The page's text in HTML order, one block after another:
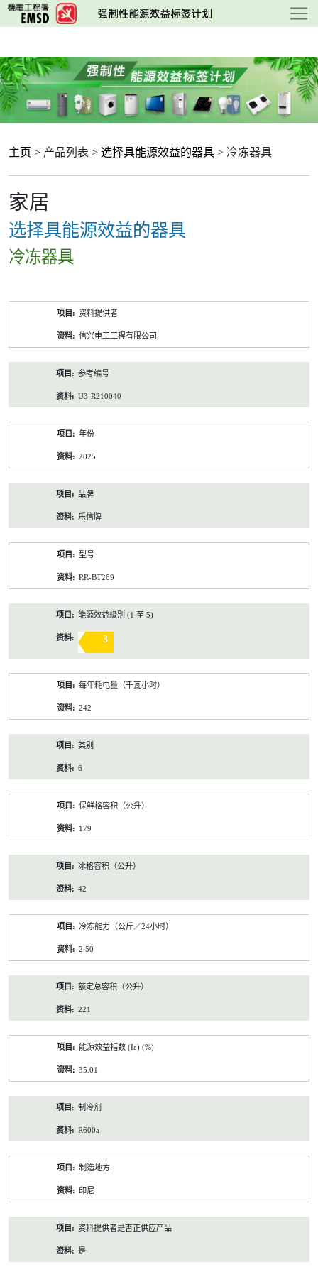
跳
至
要
内
容
主页 > 产品列表 > 选择具能源效益的器具 > 冷冻器具
家居
选择具能源效益的器具
冷冻器具
资料提供者
信兴电工工程有限公司
参考编号
U3-R210040
年份
2025
品牌
乐信牌
型号
RR-BT269
能源效益級別 (1 至 5)
3
每年耗电量（千瓦小时）
242
类别
6
保鲜格容积（公升）
179
冰格容积（公升）
42
冷冻能力（公斤／24小时）
2.50
额定总容积（公升）
221
能源效益指数 (Iε) (%)
35.01
制冷剂
R600a
制造地方
印尼
资料提供者是否正供应产品
是